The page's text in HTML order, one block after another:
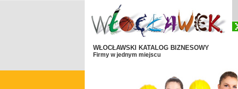
WŁOCŁAWSKI KATALOG BIZNESOWY
Firmy w jednym miejscu